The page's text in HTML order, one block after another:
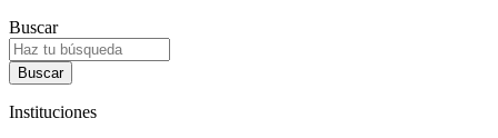
Buscar
Instituciones